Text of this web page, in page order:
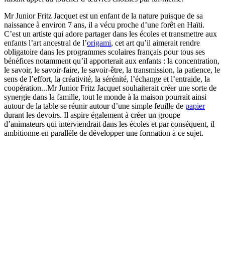
Mr Junior Fritz Jacquet est un enfant de la nature puisque de sa
naissance à environ 7 ans, il a vécu proche d’une forêt en Haïti.
C’est un artiste qui adore partager dans les écoles et transmettre aux
enfants l’art ancestral de l’origami, cet art qu’il aimerait rendre
obligatoire dans les programmes scolaires français pour tous ses
bénéfices notamment qu’il apporterait aux enfants : la concentration,
le savoir, le savoir-faire, le savoir-être, la transmission, la patience, le
sens de l’effort, la créativité, la sérénité, l’échange et l’entraide, la
coopération...Mr Junior Fritz Jacquet souhaiterait créer une sorte de
synergie dans la famille, tout le monde à la maison pourrait ainsi
autour de la table se réunir autour d’une simple feuille de papier
durant les devoirs. Il aspire également à créer un groupe
d’animateurs qui interviendrait dans les écoles et par conséquent, il
ambitionne en parallèle de développer une formation à ce sujet.